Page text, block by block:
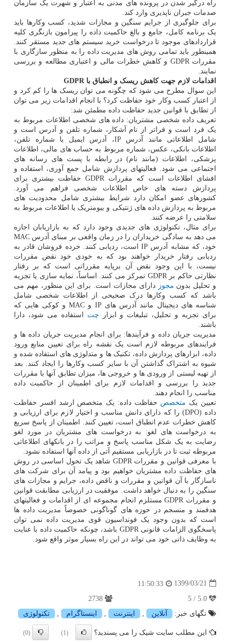
راه درگیر شدن در پرونده های مدنی به اعتبار و شهرت یک سازمان
صدمات جبران ناپذیری وارد کند.
برای جلوگیری از جرایم سنگین و مجازات شدید، کسب وکارها باید
یک برنامه کامل، جامع و بالغ حاکمیت داده را پیرامون بازنگری کلیه
قراردادهای موجود تا درخواست خرید سیستم های جدید مستقر کنند.
همینطور باید تمامی روش های مدیریت داده را به منظور سازگاری با
مقررات GDPR و کاهش خطرات مالی و اعتباری مطالعه و بررسی
نمایند.
اقدامات لازم جهت کاهش ریسک و انطباق با GDPR
این سوال مطرح می شود که چگونه می توان ریسک ها را کم کرد و
از اعتبار کسب وکار خود حفاظت کرد؟ با انجام اقدامات زیر می توان
از تطابق با قوانین جدید حفاظت داده مطمئن شد:
تعریف داده شخصی مشتریان: داده های شخصی اطلاعات مربوط به
یک فرد است و فراتر از نام آشکار، شماره تلفن و آدرس است و
شامل اطلاعاتی مانند آدرس IP، آدرس ایمیل یا شماره تلفن،
اطلاعات بانکی، عکس، شماره مربوط به حساب های مالی، اطلاعات
پزشکی، اطلاعات (مانند نام) در رابطه با پست های رسانه های
اجتماعی می شود. فعالیتهای پردازش شامل جمع آوری، استفاده و
افشای اطلاعات است که مقررات GDPR حفاظت بیشتری برای
پردازش دسته های خاص اطلاعات شخصی فراهم می آورد.
کشورهای عضو امکان دارد شرایط بیشتری شامل محدودیت های
مربوط به پردازش داده های ژنتیکی و بیومتریک یا اطلاعات مربوط به
سلامتی را عرضه کنند.
برای مثال، تکنولوژی های جدیدی وجود دارد که به بازاریابان اجازه
می دهد به سادگی خریداران را در زمان واقعی بر مبنای آدرس MAC
خود، که مشابه آدرس IP است، ردیابی کنند. خرده فروشان قادر به
ردیابی رفتار خریدار خواهند بود که به خودی خود نقض مقررات
نیست، با این وجود نقض آن برپایه مقرراتی است که بر رفتار
نظارتی حاکم بر GDPR تمرکز می کنند. اساساً، نمایه سازی یا تجزیه
و تحلیل بدون مجوز دارای مجازات است. برای این منظور، مهم می
باشد که کسب وکارها درک صحیحی از اطلاعات شخصی شامل
شناسه های دیجیتال مانند آدرس های IP و MAC و کوکی هایی که
برای تجزیه و تحلیل، تبلیغات و ابزار چت استفاده می شود، دارا
باشند.
مدیریت جریان داده و فرآیندها: برای انجام مدیریت جریان داده ها و
فرایندهای مربوطه لازم است یک نقشه راه برای تعیین منابع ورود
داده، ابزارهای پردازش داده، تکنیک ها و متدلوژی های استفاده شده و
شیوه به اشتراک گذاشتن آن با سایر کسب وکارها را ایجاد کنند. بعد
از تهیه لیستی از ورودی ها و خروجی ها، میزان تطابق آنها با مقررات
جدید را بررسی و اقدامات لازم برای اطمینان از حاکمیت داده
مناسب را انجام دهند.
تعیین یک متخصص حفاظت داده: یک متخصص ارشد افسر حفاظت
داده (DPO) را که دارای دانش مناسب و اختیار لازم برای ارزیابی و
کاهش خطرات عدم انطباق است، تعیین کنند. اطمینان از پاسخ سریع
به درخواست های لغو: به درخواست های مشتریان در مورد لغو
رضایت به یک شکل مناسب پاسخ و مراتب را در بانکهای اطلاعاتی
مربوطه ثبت تا در بازاریابی مستقیم آتی از داده آنها استفاده نشود.
با معرفی قوانین و مقررات GDPR شاهد یک تحول اساسی در روش
های حفاظت داده مشتریان خواهیم بود و پیامد آن برای شرکت های
ناسازگار با آن قوانین و مقررات و ناقض داده، جرایم و مجازات های
سنگین را به دنبال خواهد داشت. موفقیت در ارزیابی مطابقت قوانین
و مقررات GDPR مستلزم انجام مجموعه ای از اقدامات و فعالیتهای
هدفمند و منسجم در حوزه های گوناگونی خصوصاً مدیریت داده ها
است که بدون وجود یک فونداسیون قوی مدیریت داده نمی توان
پاسخگوی الزامات قانونی GDPR باشد، چونکه حاکمیت داده با عنایت
به وظایف ذاتی خود می تواند در این راه بسیار موثر واقع شود.
1399/03/21
11:50:33
تگهای خبر:
آنلاین , اینترنت , اینستاگرام , تكنولوژی
این مطلب سایت شیک را می پسندید؟ (1)
(0)